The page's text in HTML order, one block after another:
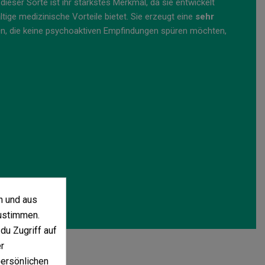
Sorte ist ihr stärkstes Merkmal, da sie entwickelt
medizinische Vorteile bietet. Sie erzeugt eine sehr
die keine psychoaktiven Empfindungen spüren möchten,
und aus
Zugriff auf